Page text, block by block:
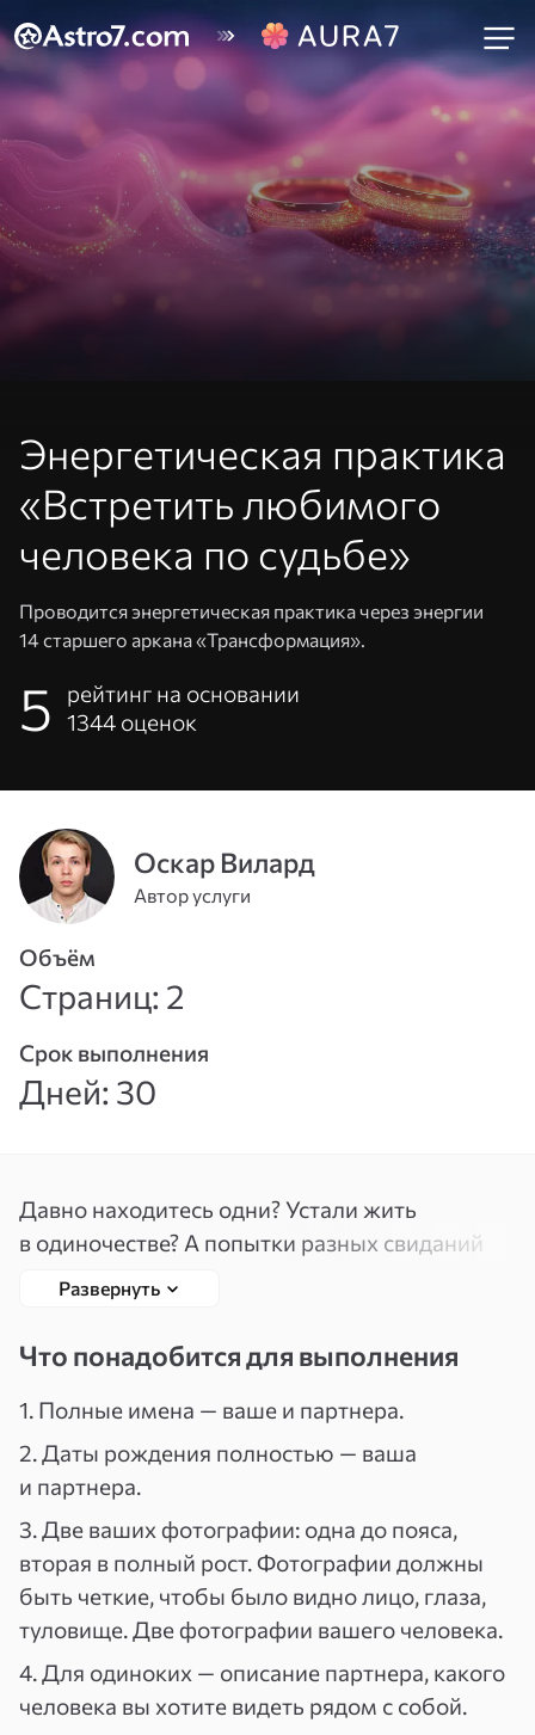
Адрес
эл. почты
телефон
Пароль
Вспомнить Зарегистрироваться
Энергетическая практика
«Встретить любимого
человека по судьбе»
Проводится энергетическая практика через энергии
14 старшего аркана «Трансформация».
5
рейтинг на основании
1344 оценок
Оскар Вилард
Автор услуги
Объём
Страниц: 2
Срок выполнения
Дней: 30
Давно находитесь одни? Устали жить
в одиночестве? А попытки разных свиданий
не дают положительных результатов? Тогда
эта энергетическая практика для вас!
Эта энергетическая практика помогает
избавить вас от одиночества. Также если у вас
есть партнер и в последнее время отношения
не складываются, практика позволяет
гармонизировать и сохранить отношения.
Как это работает
Энергетическая практика «Встретить
любимого человека по судьбе» помогает
запустить изменения в вашей жизни. Работаю
я через энергии карт Таро. В данном случае
Развернуть
Что понадобится для выполнения
1. Полные имена — ваше и партнера.
2. Даты рождения полностью — ваша
и партнера.
3. Две ваших фотографии: одна до пояса,
вторая в полный рост. Фотографии должны
быть четкие, чтобы было видно лицо, глаза,
туловище. Две фотографии вашего человека.
4. Для одиноких — описание партнера, какого
человека вы хотите видеть рядом с собой.